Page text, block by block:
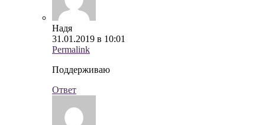
Надя
31.01.2019 в 10:01
Permalink
Поддерживаю
Ответ